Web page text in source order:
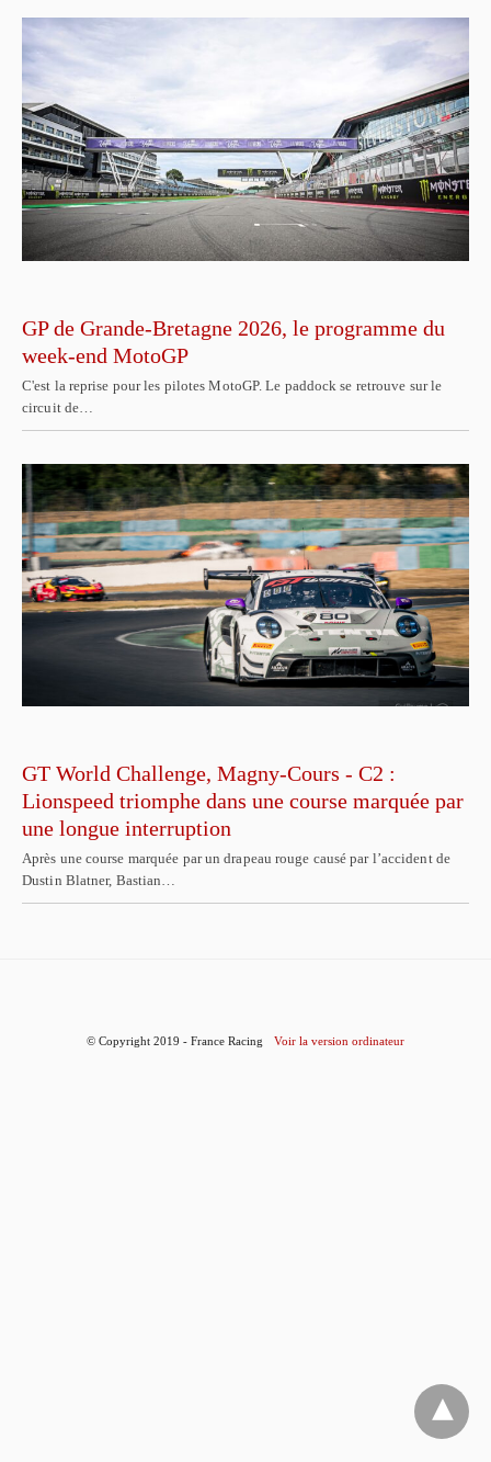
GP de Grande-Bretagne 2026, le programme du
week-end MotoGP
C'est la reprise pour les pilotes MotoGP. Le paddock se retrouve sur le
circuit de…
GT World Challenge, Magny-Cours - C2 :
Lionspeed triomphe dans une course marquée par
une longue interruption
Après une course marquée par un drapeau rouge causé par l’accident de
Dustin Blatner, Bastian…
© Copyright 2019 - France Racing Voir la version ordinateur